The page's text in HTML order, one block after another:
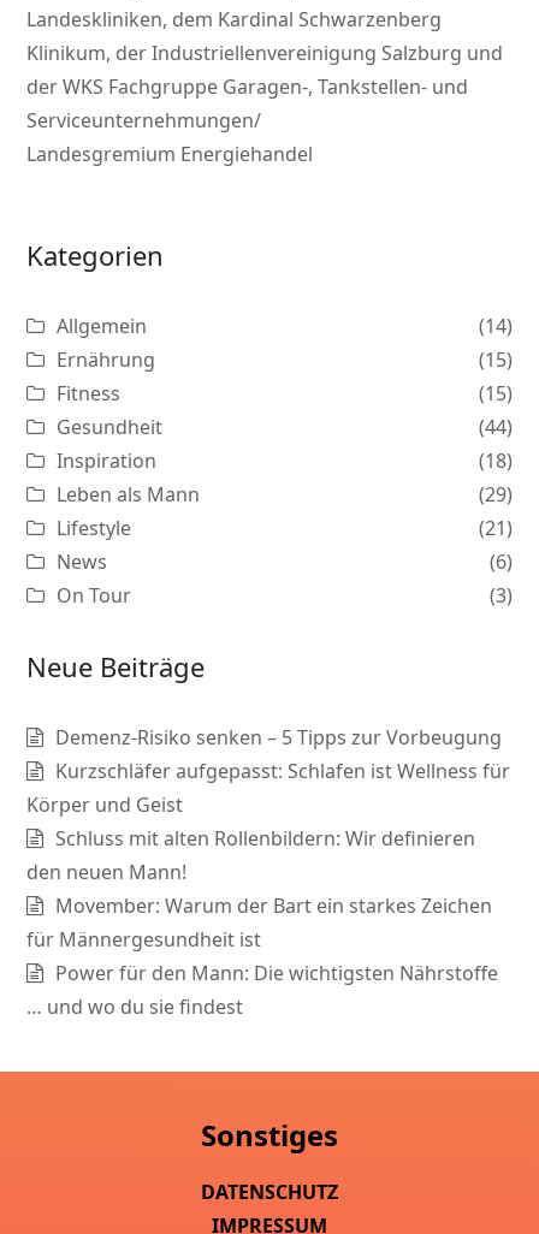
Landeskliniken, dem Kardinal Schwarzenberg
Klinikum, der Industriellenvereinigung Salzburg und
der WKS Fachgruppe Garagen-, Tankstellen- und
Serviceunternehmungen/
Landesgremium Energiehandel
Kategorien
Allgemein
(14)
Ernährung
(15)
Fitness
(15)
Gesundheit
(44)
Inspiration
(18)
Leben als Mann
(29)
Lifestyle
(21)
News
(6)
On Tour
(3)
Neue Beiträge
Demenz-Risiko senken – 5 Tipps zur Vorbeugung
Kurzschläfer aufgepasst: Schlafen ist Wellness für
Körper und Geist
Schluss mit alten Rollenbildern: Wir definieren
den neuen Mann!
Movember: Warum der Bart ein starkes Zeichen
für Männergesundheit ist
Power für den Mann: Die wichtigsten Nährstoffe
… und wo du sie findest
Sonstiges
DATENSCHUTZ
IMPRESSUM